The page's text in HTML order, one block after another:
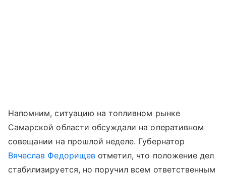
Напомним, ситуацию на топливном рынке
Самарской области обсуждали на оперативном
совещании на прошлой неделе. Губернатор
Вячеслав Федорищевотметил, что положение дел
стабилизируется, но поручил всем ответственным